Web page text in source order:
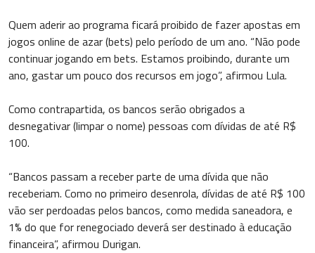
Quem aderir ao programa ficará proibido de fazer apostas em
jogos online de azar (bets) pelo período de um ano. “Não pode
continuar jogando em bets. Estamos proibindo, durante um
ano, gastar um pouco dos recursos em jogo”, afirmou Lula.
Como contrapartida, os bancos serão obrigados a
desnegativar (limpar o nome) pessoas com dívidas de até R$
100.
“Bancos passam a receber parte de uma dívida que não
receberiam. Como no primeiro desenrola, dívidas de até R$ 100
vão ser perdoadas pelos bancos, como medida saneadora, e
1% do que for renegociado deverá ser destinado à educação
financeira”, afirmou Durigan.